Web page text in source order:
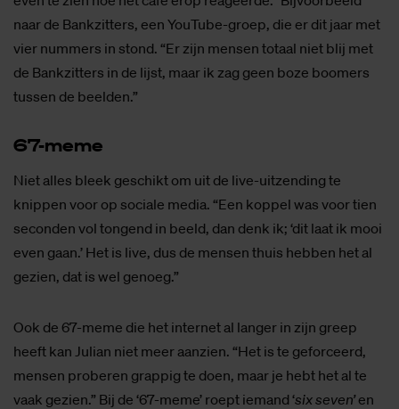
naar de Bankzitters, een YouTube-groep, die er dit jaar met
vier nummers in stond. “Er zijn mensen totaal niet blij met
de Bankzitters in de lijst, maar ik zag geen boze boomers
tussen de beelden.”
67-meme
Niet alles bleek geschikt om uit de live-uitzending te
knippen voor op sociale media. “Een koppel was voor tien
seconden vol tongend in beeld, dan denk ik; ‘dit laat ik mooi
even gaan.’ Het is live, dus de mensen thuis hebben het al
gezien, dat is wel genoeg.”
Ook de 67-meme die het internet al langer in zijn greep
heeft kan Julian niet meer aanzien. “Het is te geforceerd,
mensen proberen grappig te doen, maar je hebt het al te
vaak gezien.” Bij de ‘67-meme’ roept iemand ‘six seven’en